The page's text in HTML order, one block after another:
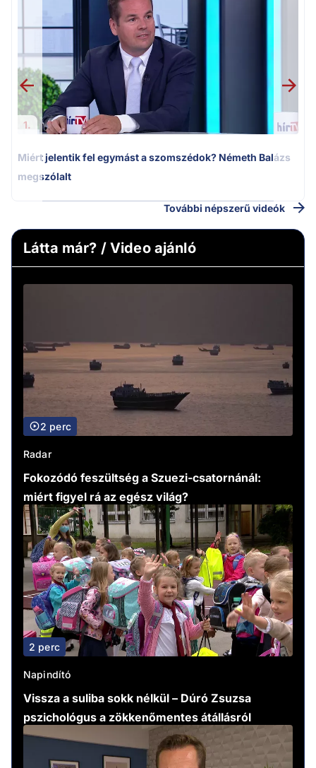
1.
Miért jelentik fel egymást a szomszédok? Németh Balázs
megszólalt
További népszerű videók
Látta már? / Video ajánló
2 perc
Radar
Fokozódó feszültség a Szuezi-csatornánál:
miért figyel rá az egész világ?
2 perc
Napindító
Vissza a suliba sokk nélkül – Dúró Zsuzsa
pszichológus a zökkenőmentes átállásról